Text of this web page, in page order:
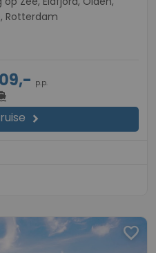
Rotterdam
p.p.
chevron_right
favorite